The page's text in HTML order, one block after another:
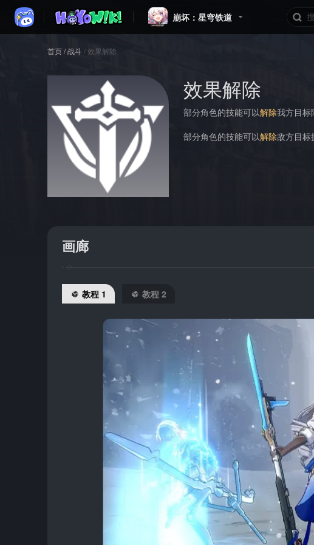
崩坏：星穹铁道
首页/战斗/ 效果解除
效果解除
部分角色的技能可以解除我方目标
部分角色的技能可以解除敌方目标
画廊
教程 1 教程 2